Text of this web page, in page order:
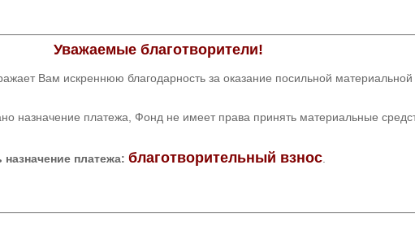
Уважаемые благотворители!
Вам искреннюю благодарность за оказание посильной
назначение платежа, Фонд не имеет права принять материальные
платежа: благотворительный взнос.